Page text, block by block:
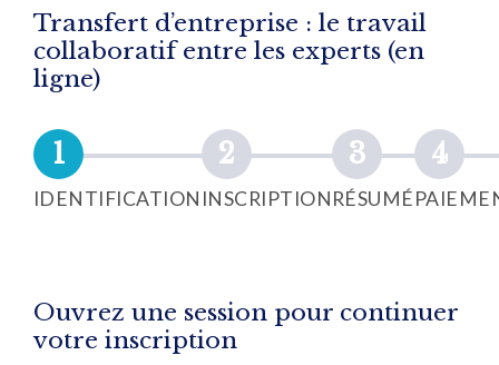
Transfert d’entreprise : le travail
collaboratif entre les experts (en
ligne)
IDENTIFICATION INSCRIPTIONRÉSUMÉ
Ouvrez une session pour continuer
votre inscription